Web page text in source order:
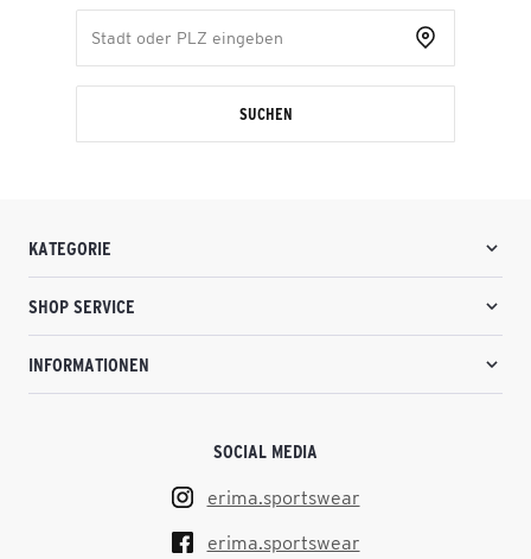
SUCHEN
KATEGORIE
SHOP SERVICE
INFORMATIONEN
SOCIAL MEDIA
erima.sportswear
erima.sportswear